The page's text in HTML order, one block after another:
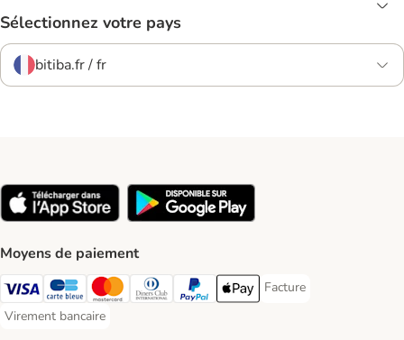
Sélectionnez votre pays
bitiba.fr / fr
Moyens de paiement
Visa Payment Method
carte bleue Payment Method
Master Card Payment Method
Diners Club Payment Method
Paypal Payment Method
Apple Pay Payment Method
Facture
Facture Payment Method
Virement bancaire
Virement bancaire Payment Method